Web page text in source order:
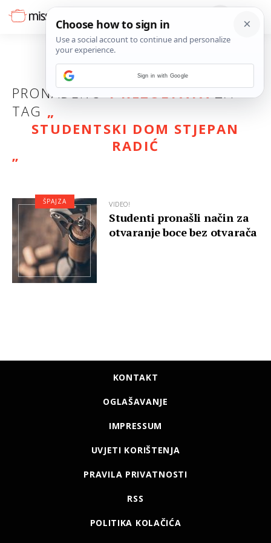
PRONAĐENO1 REZULTATAZA
TAG „
STUDENTSKI DOM STJEPAN
RADIĆ
”
VIDEO!
Studenti pronašli način za
otvaranje boce bez otvarača
ŠPAJZA
KONTAKT
OGLAŠAVANJE
IMPRESSUM
UVJETI KORIŠTENJA
PRAVILA PRIVATNOSTI
RSS
POLITIKA KOLAČIĆA
Sign in with Google